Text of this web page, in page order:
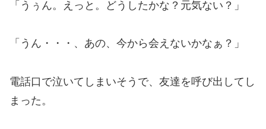
「うぅん。えっと。どうしたかな？元気ない？」
「うん・・・、あの、今から会えないかなぁ？」
電話口で泣いてしまいそうで、友達を呼び出してし
まった。